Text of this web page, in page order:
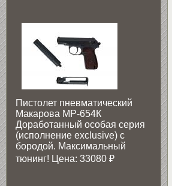
Пистолет пневматический
Макарова МР-654К
Доработанный особая серия
(исполнение exclusive) c
бородой. Максимальный
тюнинг! Цена: 33080 ₽